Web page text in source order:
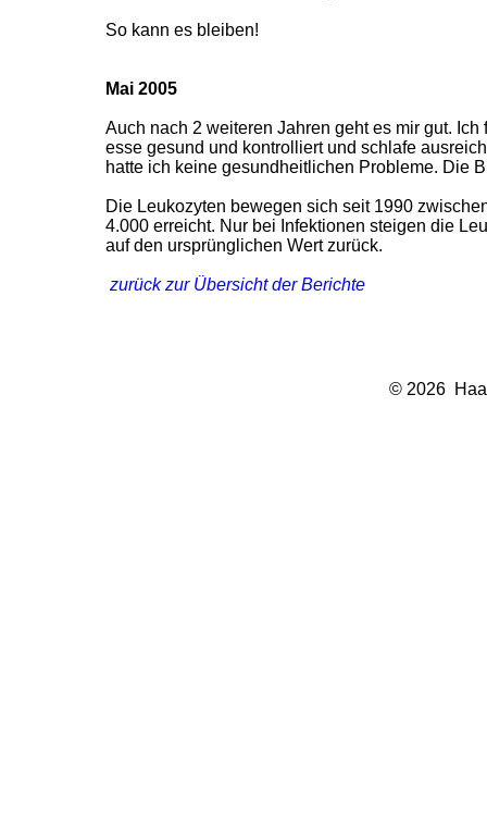
So kann es bleiben!
Mai 2005
Auch nach 2 weiteren Jahren geht es mir gut.
esse gesund und kontrolliert und schlafe
hatte ich keine gesundheitlichen Probleme. Die
Die Leukozyten bewegen sich seit 1990
4.000 erreicht. Nur bei Infektionen steigen die
auf den ursprünglichen Wert zurück.
zurück zur Übersicht der Berichte
© 2026